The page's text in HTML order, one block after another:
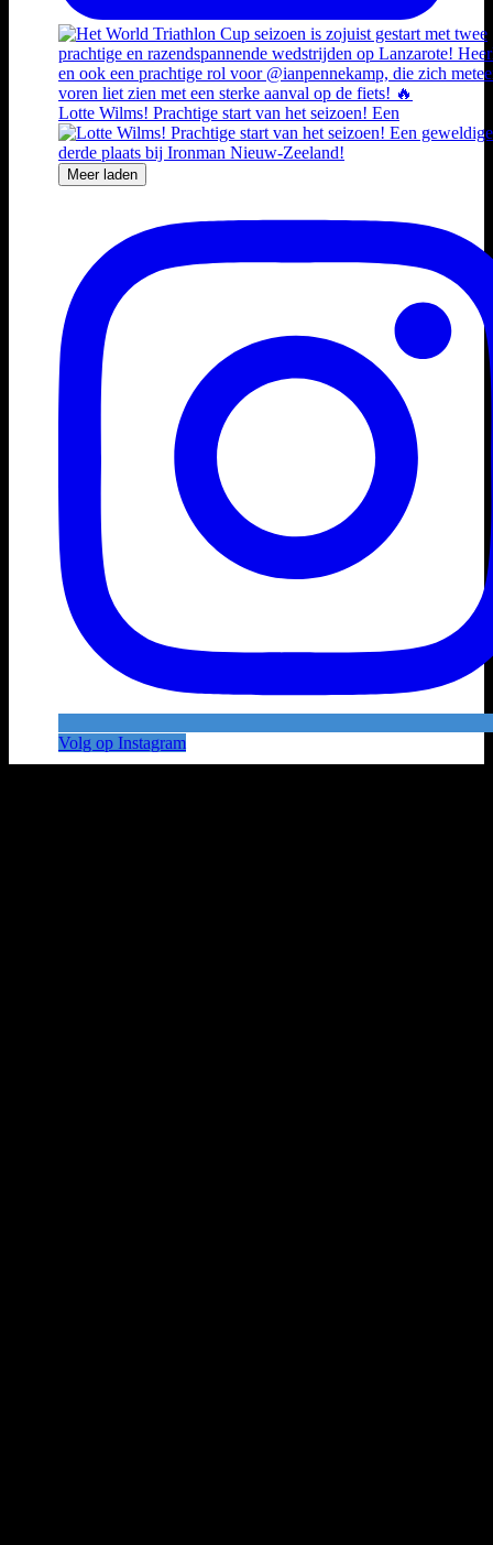
Lotte Wilms! Prachtige start van het seizoen! Een
Meer laden
Volg op Instagram